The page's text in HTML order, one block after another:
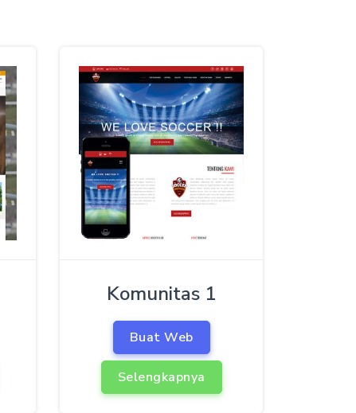
Komunitas 1
Buat Web
Selengkapnya